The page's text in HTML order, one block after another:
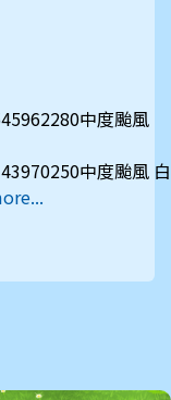
中度颱風
中度颱風 白